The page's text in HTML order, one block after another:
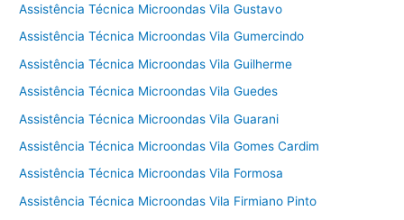
Assistência Técnica Microondas Vila Gustavo
Assistência Técnica Microondas Vila Gumercindo
Assistência Técnica Microondas Vila Guilherme
Assistência Técnica Microondas Vila Guedes
Assistência Técnica Microondas Vila Guarani
Assistência Técnica Microondas Vila Gomes Cardim
Assistência Técnica Microondas Vila Formosa
Assistência Técnica Microondas Vila Firmiano Pinto